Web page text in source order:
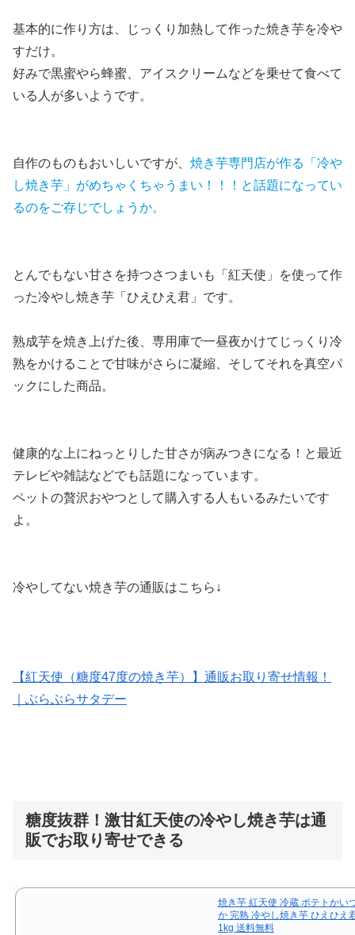
基本的に作り方は、じっくり加熱して作った焼き芋を冷や
すだけ。
好みで黒蜜やら蜂蜜、アイスクリームなどを乗せて食べて
いる人が多いようです。
自作のものもおいしいですが、 焼き芋専門店が作る「冷や
し焼き芋」がめちゃくちゃうまい！！！と話題になってい
るのをご存じでしょうか。
とんでもない甘さを持つさつまいも「紅天使」を使って作
った冷やし焼き芋「ひえひえ君」 です。
熟成芋を焼き上げた後、専用庫で一昼夜かけてじっくり冷
熟をかけることで甘味がさらに凝縮、そしてそれを真空パ
ックにした商品。
健康的な上にねっとりした甘さが病みつきになる！と最近
テレビや雑誌などでも話題になっています。
ペットの贅沢おやつとして購入する人もいるみたいです
よ。
冷やしてない焼き芋の通販はこちら↓
【紅天使（糖度47度の焼き芋）】通販お取り寄せ情報！
｜ぶらぶらサタデー
糖度抜群！激甘紅天使の冷やし焼き芋は通
販でお取り寄せできる
焼き芋 紅天使 冷蔵 ポテトかい
か 完熟 冷やし焼き芋 ひえひえ
1kg 送料無料